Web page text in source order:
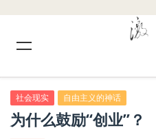
社会现实 自由主义的神话
为什么鼓励“创业”？